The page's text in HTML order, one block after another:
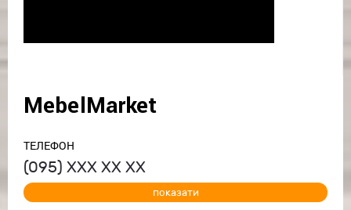
MebelMarket
ТЕЛЕФОН
(095) ХХХ ХХ ХХ
показати